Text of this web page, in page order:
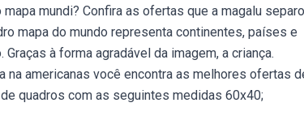
mundi? Confira as ofertas que a magalu
mapa do mundo representa continentes, países e
à forma agradável da imagem, a criança.
na americanas você encontra as melhores ofertas
quadros com as seguintes medidas 60x40;